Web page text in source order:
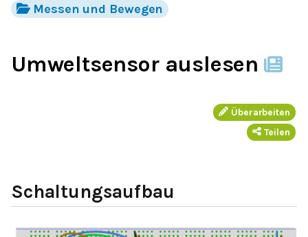
Messen und Bewegen
Umweltsensor auslesen
Überarbeiten
Teilen
Schaltungsaufbau